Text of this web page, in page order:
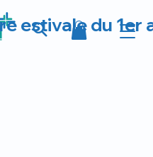
estivale du 1er